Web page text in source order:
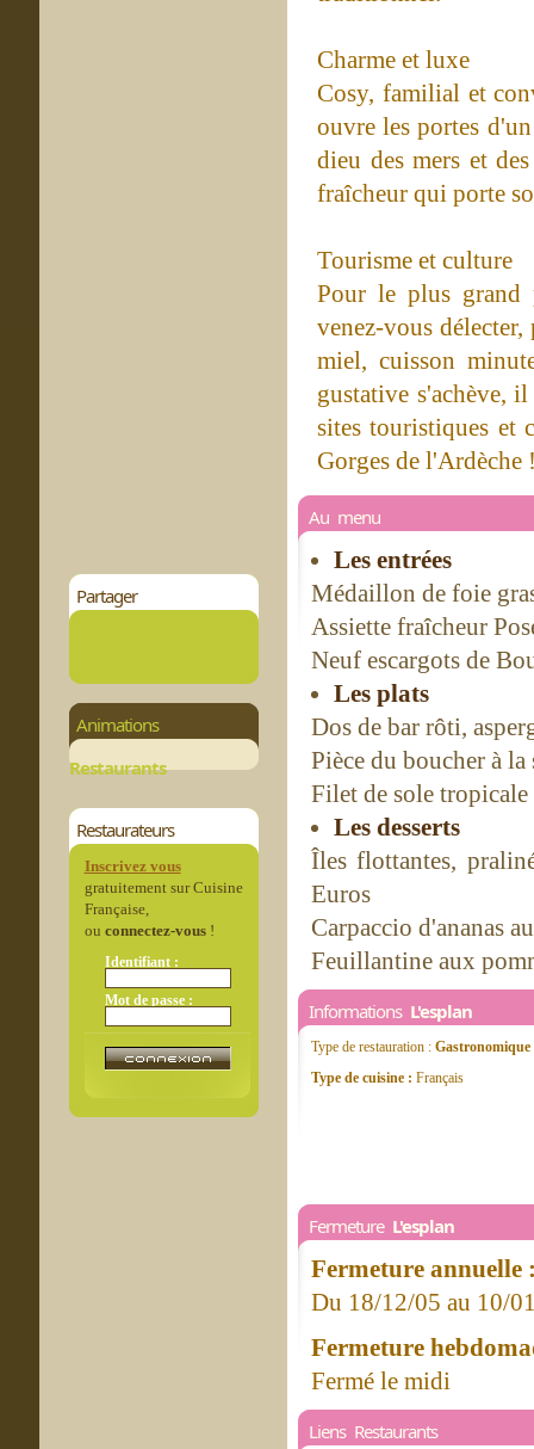
Partager
Animations
Restaurants
Restaurateurs
Inscrivez vous
gratuitement sur Cuisine
Française,
ou connectez-vous!
Identifiant :
Mot de passe :
Charme et luxe
Cosy, familial et
ouvre les portes
dieu des mers et
fraîcheur qui porte
Tourisme et culture
Pour le plus grand
venez-vous
miel, cuisson
gustative s'achève,
sites touristiques et
Gorges de l'Ardèche
Au menu
Les entrées
Médaillon de foie
Assiette fraîcheur
Neuf escargots de
Les plats
Dos de bar rôti,
Pièce du boucher à
Filet de sole
Les desserts
Îles flottantes,
Euros
Carpaccio d'ananas
Feuillantine aux
Informations L'esplan
Type de restauration : Gastronomique
Type de cuisine : Français
Fermeture L'esplan
Fermeture annuelle
Du 18/12/05 au 10/
Fermeture
Fermé le midi
Liens Restaurants